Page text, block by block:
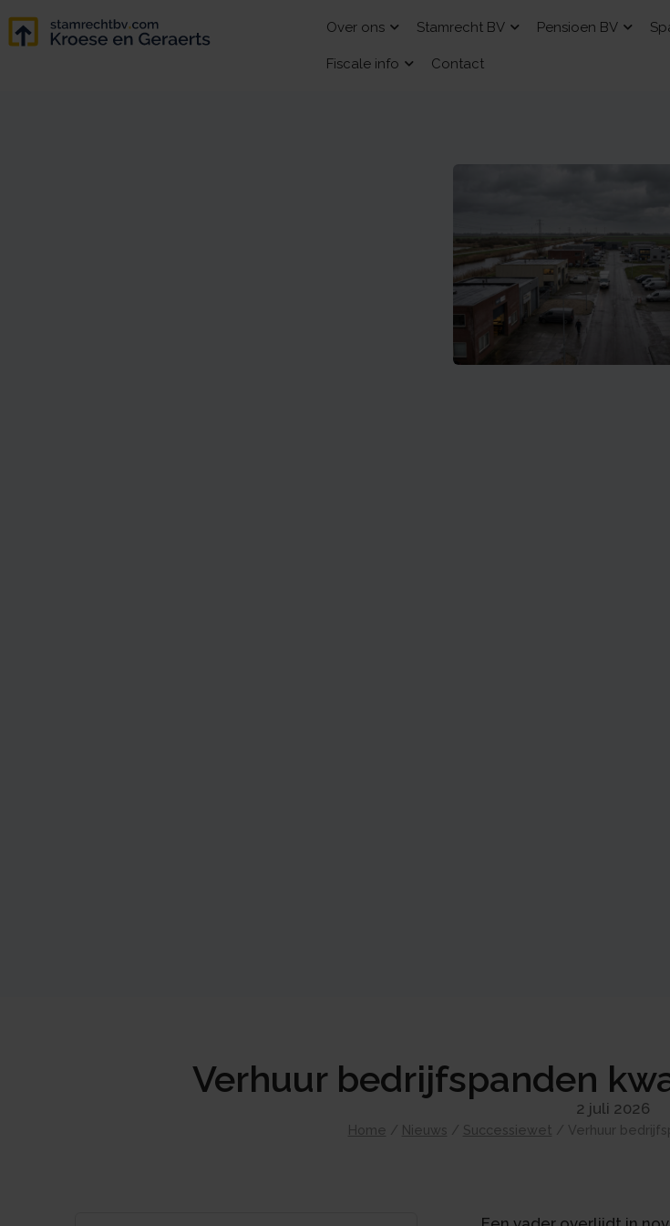
Over ons Stamrecht BV Pensioen BV
Fiscale info Contact
Verhuur bedrijfspanden
2 juli 2026
Home / Nieuws / Successiewet / Verhuur